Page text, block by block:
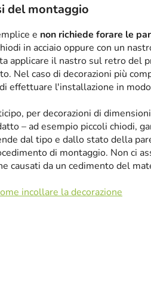
del montaggio
e non richiede forare le
in acciaio oppure con un
applicare il nastro sul retro del
Nel caso di decorazioni più
effettuare l'installazione in
per decorazioni di
– ad esempio piccoli chiodi,
dal tipo e dallo stato della
di montaggio. Non ci
causati da un cedimento del
incollare la decorazione